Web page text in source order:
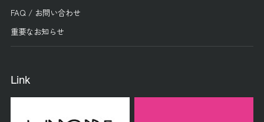
FAQ / お問い合わせ
重要なお知らせ
Link